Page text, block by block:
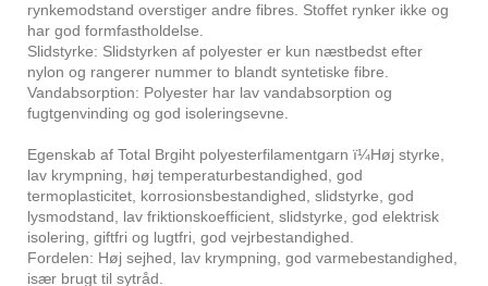
rynkemodstand overstiger andre fibres. Stoffet rynker ikke og
har god formfastholdelse.
Slidstyrke: Slidstyrken af ​​polyester er kun næstbedst efter
nylon og rangerer nummer to blandt syntetiske fibre.
Vandabsorption: Polyester har lav vandabsorption og
fugtgenvinding og god isoleringsevne.
Egenskab af Total Brgiht polyesterfilamentgarn ï¼Høj styrke,
lav krympning, høj temperaturbestandighed, god
termoplasticitet, korrosionsbestandighed, slidstyrke, god
lysmodstand, lav friktionskoefficient, slidstyrke, god elektrisk
isolering, giftfri og lugtfri, god vejrbestandighed.
Fordelen: Høj sejhed, lav krympning, god varmebestandighed,
især brugt til sytråd.